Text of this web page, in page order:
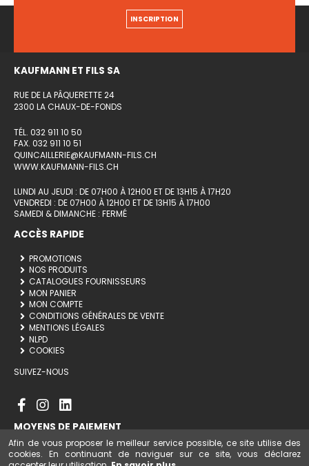
INSCRIPTION
KAUFMANN ET FILS SA
RUE DE LA PÂQUERETTE 24
2300 LA CHAUX-DE-FONDS
TÉL. 032 911 10 50
FAX. 032 911 10 51
QUINCAILLERIE@KAUFMANN-FILS.CH
WWW.KAUFMANN-FILS.CH
LUNDI AU JEUDI : DE 07H00 À 12H00 ET DE 13H15 À 17H20
VENDREDI : DE 07H00 À 12H00 ET DE 13H15 À 17H00
SAMEDI & DIMANCHE : FERMÉ
ACCÈS RAPIDE
PROMOTIONS
NOS PRODUITS
CATALOGUES FOURNISSEURS
MON PANIER
MON COMPTE
CONDITIONS GÉNÉRALES DE VENTE
MENTIONS LÉGALES
NLPD
COOKIES
SUIVEZ-NOUS
MOYENS DE PAIEMENT
Afin de vous proposer le meilleur service possible, ce site utilise des
cookies. En continuant de naviguer sur ce site, vous déclarez